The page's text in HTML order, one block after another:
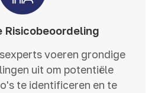
Risicobeoordeling
voeren grondige
uit om potentiële
te identificeren en te